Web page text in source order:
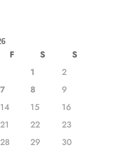
F S
S
1
2
7 8
9
14 15
16
21 22
23
28 29
30